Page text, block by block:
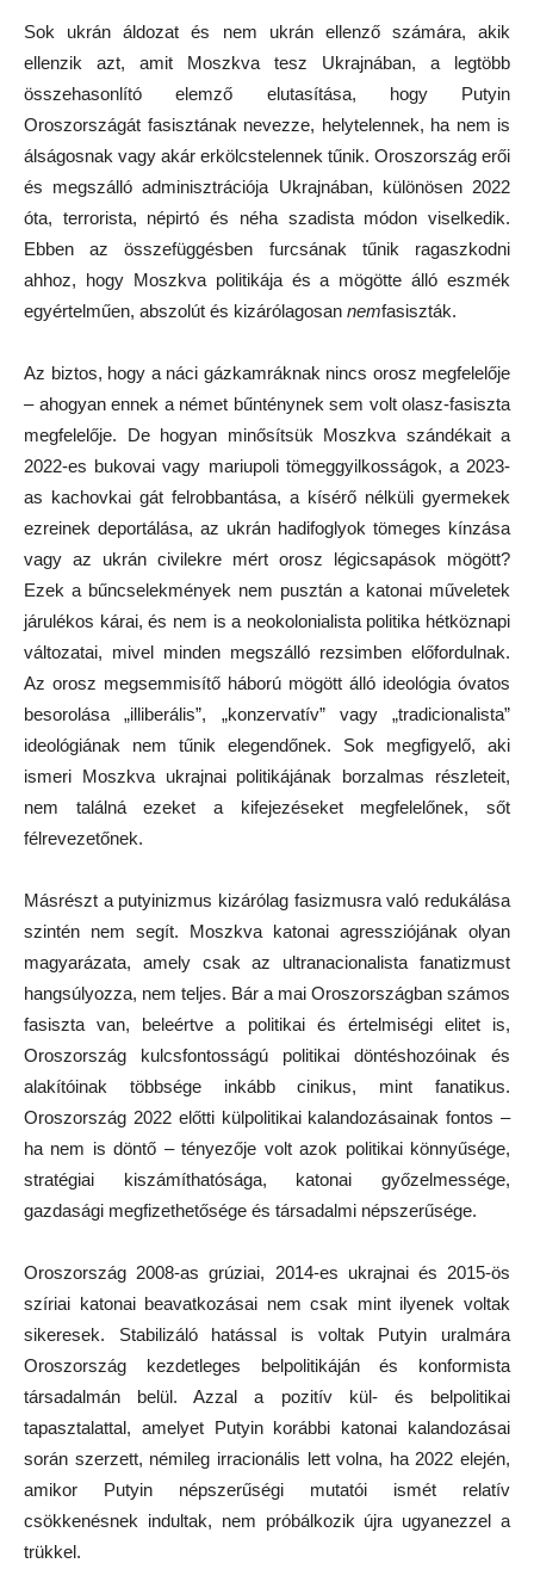
Sok ukrán áldozat és nem ukrán ellenző számára, akik
ellenzik azt, amit Moszkva tesz Ukrajnában, a legtöbb
összehasonlító elemző elutasítása, hogy Putyin
Oroszországát fasisztának nevezze, helytelennek, ha nem is
álságosnak vagy akár erkölcstelennek tűnik. Oroszország erői
és megszálló adminisztrációja Ukrajnában, különösen 2022
óta, terrorista, népirtó és néha szadista módon viselkedik.
Ebben az összefüggésben furcsának tűnik ragaszkodni
ahhoz, hogy Moszkva politikája és a mögötte álló eszmék
egyértelműen, abszolút és kizárólagosan nemfasiszták.
Az biztos, hogy a náci gázkamráknak nincs orosz megfelelője
– ahogyan ennek a német bűnténynek sem volt olasz-fasiszta
megfelelője. De hogyan minősítsük Moszkva szándékait a
2022-es bukovai vagy mariupoli tömeggyilkosságok, a 2023-
as kachovkai gát felrobbantása, a kísérő nélküli gyermekek
ezreinek deportálása, az ukrán hadifoglyok tömeges kínzása
vagy az ukrán civilekre mért orosz légicsapások mögött?
Ezek a bűncselekmények nem pusztán a katonai műveletek
járulékos kárai, és nem is a neokolonialista politika hétköznapi
változatai, mivel minden megszálló rezsimben előfordulnak.
Az orosz megsemmisítő háború mögött álló ideológia óvatos
besorolása „illiberális”, „konzervatív” vagy „tradicionalista”
ideológiának nem tűnik elegendőnek. Sok megfigyelő, aki
ismeri Moszkva ukrajnai politikájának borzalmas részleteit,
nem találná ezeket a kifejezéseket megfelelőnek, sőt
félrevezetőnek.
Másrészt a putyinizmus kizárólag fasizmusra való redukálása
szintén nem segít. Moszkva katonai agressziójának olyan
magyarázata, amely csak az ultranacionalista fanatizmust
hangsúlyozza, nem teljes. Bár a mai Oroszországban számos
fasiszta van, beleértve a politikai és értelmiségi elitet is,
Oroszország kulcsfontosságú politikai döntéshozóinak és
alakítóinak többsége inkább cinikus, mint fanatikus.
Oroszország 2022 előtti külpolitikai kalandozásainak fontos –
ha nem is döntő – tényezője volt azok politikai könnyűsége,
stratégiai kiszámíthatósága, katonai győzelmessége,
gazdasági megfizethetősége és társadalmi népszerűsége.
Oroszország 2008-as grúziai, 2014-es ukrajnai és 2015-ös
szíriai katonai beavatkozásai nem csak mint ilyenek voltak
sikeresek. Stabilizáló hatással is voltak Putyin uralmára
Oroszország kezdetleges belpolitikáján és konformista
társadalmán belül. Azzal a pozitív kül- és belpolitikai
tapasztalattal, amelyet Putyin korábbi katonai kalandozásai
során szerzett, némileg irracionális lett volna, ha 2022 elején,
amikor Putyin népszerűségi mutatói ismét relatív
csökkenésnek indultak, nem próbálkozik újra ugyanezzel a
trükkel.